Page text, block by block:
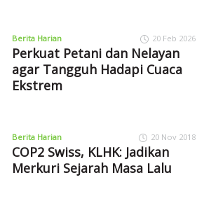
Berita Harian 20 Feb 2026
Perkuat Petani dan Nelayan
agar Tangguh Hadapi Cuaca
Ekstrem
Berita Harian 20 Nov 2018
COP2 Swiss, KLHK: Jadikan
Merkuri Sejarah Masa Lalu